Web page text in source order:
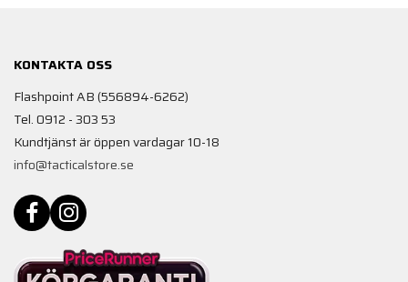
KONTAKTA OSS
Flashpoint AB (556894-6262)
Tel. 0912 - 303 53
Kundtjänst är öppen vardagar 10-18
info@tacticalstore.se